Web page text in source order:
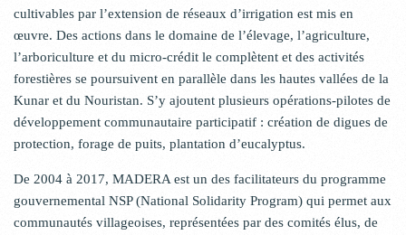
cultivables par l’extension de réseaux d’irrigation est mis en
œuvre. Des actions dans le domaine de l’élevage, l’agriculture,
l’arboriculture et du micro-crédit le complètent et des activités
forestières se poursuivent en parallèle dans les hautes vallées de la
Kunar et du Nouristan. S’y ajoutent plusieurs opérations-pilotes de
développement communautaire participatif : création de digues de
protection, forage de puits, plantation d’eucalyptus.
De 2004 à 2017, MADERA est un des facilitateurs du programme
gouvernemental NSP (National Solidarity Program) qui permet aux
communautés villageoises, représentées par des comités élus, de